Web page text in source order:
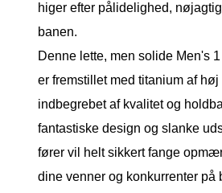
higer efter pålidelighed,
banen.
Denne lette, men solide Men's
er fremstillet med titanium af
indbegrebet af kvalitet og
fantastiske design og slanke
fører vil helt sikkert fange
dine venner og konkurrenter på